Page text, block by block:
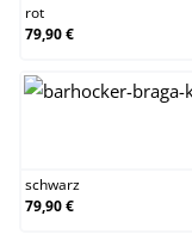
rot
79,90 €
schwarz
79,90 €